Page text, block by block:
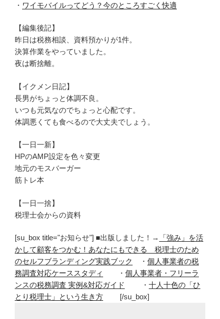
・ ワイモバイルってどう？今のところすごく快適
【編集後記】
昨日は税務相談、資料預かりが1件。
決算作業をやっていました。
夜は断捨離。
【イクメン日記】
長男がちょっと体調不良。
いつも元気なのでちょっと心配です。
体調悪くても食べるので大丈夫でしょう。
【一日一新】
HPのAMP設定を色々変更
地元のモスバーガー
筋トレ本
【一日一捨】
税理士会からの資料
[su_box title="お知らせ"] ■出版しました！→
「強み」を活
かして顧客をつかむ！あなたにもできる 税理士のため
のセルフブランディング実践ブック
・ 個人事業者の税
務調査対応ケーススタディ
・ 個人事業者・フリーラ
ンスの税務調査 実例&対応ガイド
・ 十人十色の「ひ
とり税理士」という生き方 [/su_box]